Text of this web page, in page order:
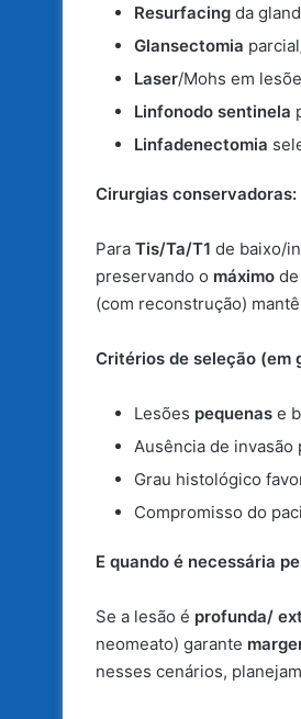
Resurfacing da
Glansectomia
Laser/Mohs em
Linfonodo sentinela
Linfadenectomia
Cirurgias
Para Tis/Ta/T1 de baixo/
preservando o máximo
(com reconstrução)
Critérios de seleção (em
Lesões pequenas e
Ausência de
Grau histológico
Compromisso do
E quando é necessária
Se a lesão é profunda/
neomeato) garante
nesses cenários,